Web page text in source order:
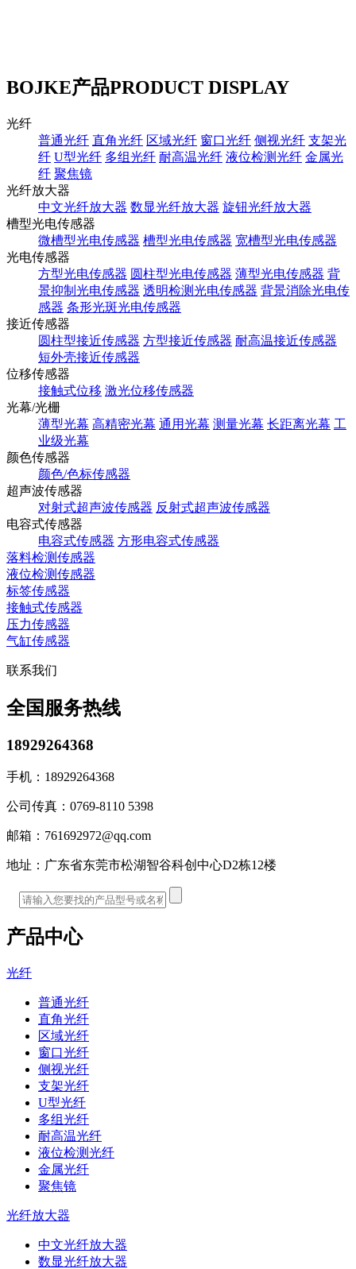
BOJKE产品PRODUCT DISPLAY
光纤
普通光纤 直角光纤 区域光纤 窗口光纤 侧视光纤 支架光
纤 U型光纤 多组光纤 耐高温光纤 液位检测光纤 金属光
纤 聚焦镜
光纤放大器
中文光纤放大器 数显光纤放大器 旋钮光纤放大器
槽型光电传感器
微槽型光电传感器 槽型光电传感器 宽槽型光电传感器
光电传感器
方型光电传感器 圆柱型光电传感器 薄型光电传感器 背
景抑制光电传感器 透明检测光电传感器 背景消除光电传
感器 条形光斑光电传感器
接近传感器
圆柱型接近传感器 方型接近传感器 耐高温接近传感器
短外壳接近传感器
位移传感器
接触式位移 激光位移传感器
光幕/光栅
薄型光幕 高精密光幕 通用光幕 测量光幕 长距离光幕 工
业级光幕
颜色传感器
颜色/色标传感器
超声波传感器
对射式超声波传感器 反射式超声波传感器
电容式传感器
电容式传感器 方形电容式传感器
落料检测传感器
液位检测传感器
标签传感器
接触式传感器
压力传感器
气缸传感器
联系我们
全国服务热线
18929264368
手机： 18929264368
公司传真： 0769-8110 5398
邮箱： 761692972@qq.com
地址： 广东省东莞市松湖智谷科创中心D2栋12楼
产品中心
光纤
普通光纤
直角光纤
区域光纤
窗口光纤
侧视光纤
支架光纤
U型光纤
多组光纤
耐高温光纤
液位检测光纤
金属光纤
聚焦镜
光纤放大器
中文光纤放大器
数显光纤放大器